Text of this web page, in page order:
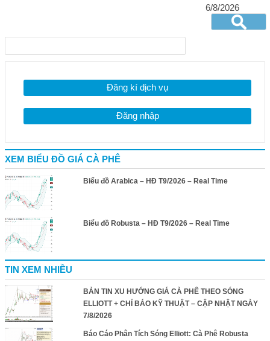
6/8/2026
Đăng kí dịch vụ
Đăng nhập
XEM BIỂU ĐỒ GIÁ CÀ PHÊ
Biểu đồ Arabica – HĐ T9/2026 – Real Time
Biểu đồ Robusta – HĐ T9/2026 – Real Time
TIN XEM NHIỀU
BẢN TIN XU HƯỚNG GIÁ CÀ PHÊ THEO SÓNG
ELLIOTT + CHỈ BÁO KỸ THUẬT – CẬP NHẬT NGÀY
7/8/2026
Báo Cáo Phân Tích Sóng Elliott: Cà Phê Robusta